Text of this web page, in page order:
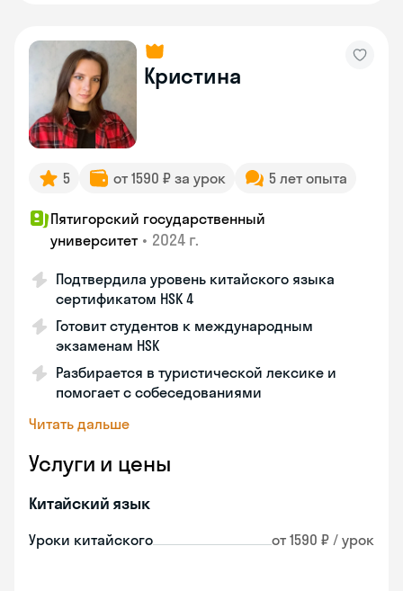
Кристина
5 от 1590 ₽ за урок 5 лет опыта
Пятигорский государственный
университет • 2024 г.
Подтвердила уровень китайского языка
сертификатом HSK 4
Готовит студентов к международным
экзаменам HSK
Разбирается в туристической лексике и
помогает с собеседованиями
Читать дальше
Услуги и цены
Китайский язык
Уроки китайского от 1590 ₽ / урок